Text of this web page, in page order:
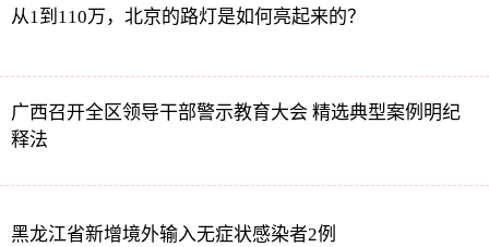
从1到110万，北京的路灯是如何亮起来的？
广西召开全区领导干部警示教育大会 精选典型案例明纪
释法
黑龙江省新增境外输入无症状感染者2例